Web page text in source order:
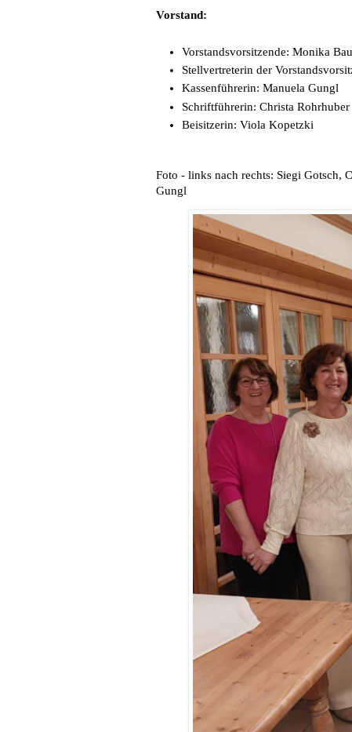
Vorstand:
Vorstandsvorsitzende: Monika
Stellvertreterin der
Kassenführerin: Manuela Gungl
Schriftführerin: Christa Rohrhuber
Beisitzerin: Viola Kopetzki
Foto - links nach rechts: Siegi Gotsch,
Gungl